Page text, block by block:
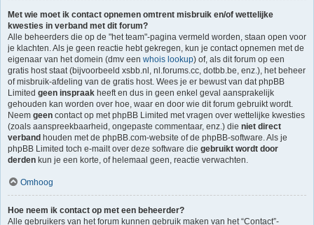
Met wie moet ik contact opnemen omtrent misbruik en/of wettelijke
kwesties in verband met dit forum?
Alle beheerders die op de "het team"-pagina vermeld worden, staan open voor
je klachten. Als je geen reactie hebt gekregen, kun je contact opnemen met de
eigenaar van het domein (dmv een whois lookup) of, als dit forum op een
gratis host staat (bijvoorbeeld xsbb.nl, nl.forums.cc, dotbb.be, enz.), het beheer
of misbruik-afdeling van de gratis host. Wees je er bewust van dat phpBB
Limited geen inspraak heeft en dus in geen enkel geval aansprakelijk
gehouden kan worden over hoe, waar en door wie dit forum gebruikt wordt.
Neem geen contact op met phpBB Limited met vragen over wettelijke kwesties
(zoals aanspreekbaarheid, ongepaste commentaar, enz.) die niet direct
verband houden met de phpBB.com-website of de phpBB-software. Als je
phpBB Limited toch e-mailt over deze software die gebruikt wordt door
derden kun je een korte, of helemaal geen, reactie verwachten.
Omhoog
Hoe neem ik contact op met een beheerder?
Alle gebruikers van het forum kunnen gebruik maken van het “Contact”-